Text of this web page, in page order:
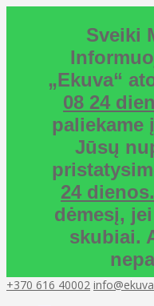
Sveiki
„Ekuva“
08 24
paliekame
Jūsų
24 dienos.
dėmesį,
skubiai.
+370 616 40002